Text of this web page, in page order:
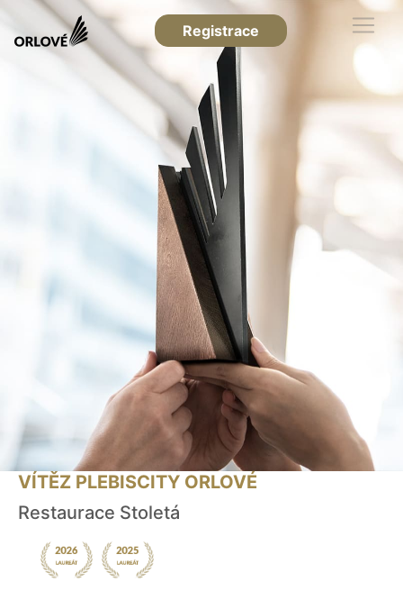
Registrace
VÍTĚZ PLEBISCITY ORLOVÉ
Restaurace Stoletá